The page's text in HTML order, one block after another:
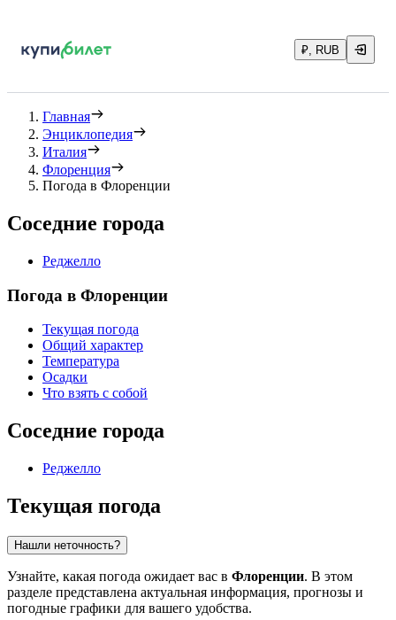
₽, RUB
Главная
Энциклопедия
Италия
Флоренция
Погода в Флоренции
Соседние города
Реджелло
Погода в Флоренции
Текущая погода
Общий характер
Температура
Осадки
Что взять с собой
Соседние города
Реджелло
Текущая погода
Нашли неточность?
Узнайте, какая погода ожидает вас в Флоренции. В этом
разделе представлена актуальная информация, прогнозы и
погодные графики для вашего удобства.